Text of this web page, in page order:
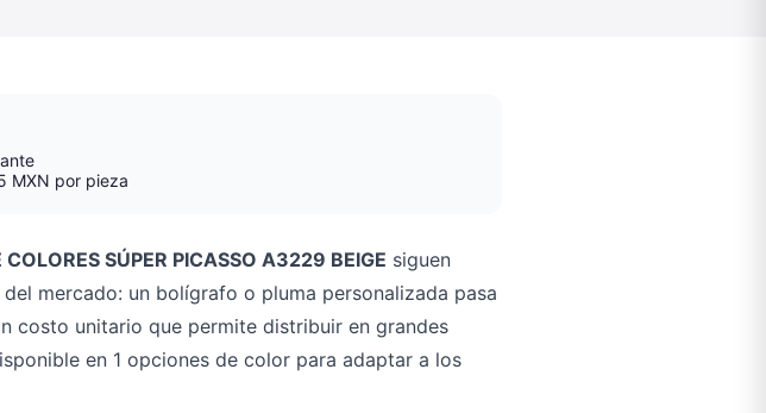
MXN por pieza
SÚPER PICASSO A3229 BEIGE siguen
mercado: un bolígrafo o pluma personalizada pasa
costo unitario que permite distribuir en grandes
en 1 opciones de color para adaptar a los